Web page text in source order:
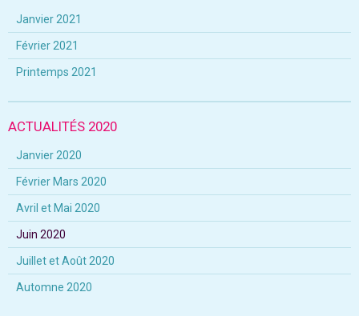
Janvier 2021
Février 2021
Printemps 2021
ACTUALITÉS 2020
Janvier 2020
Février Mars 2020
Avril et Mai 2020
Juin 2020
Juillet et Août 2020
Automne 2020